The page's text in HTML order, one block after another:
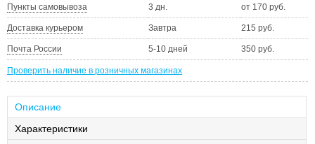
Пункты самовывоза 3 дн. от 170 руб.
Доставка курьером Завтра 215 руб.
Почта России 5-10 дней 350 руб.
Проверить наличие в розничных магазинах
Описание
Характеристики